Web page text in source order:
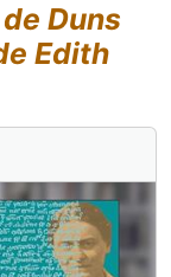
Duns
Edith